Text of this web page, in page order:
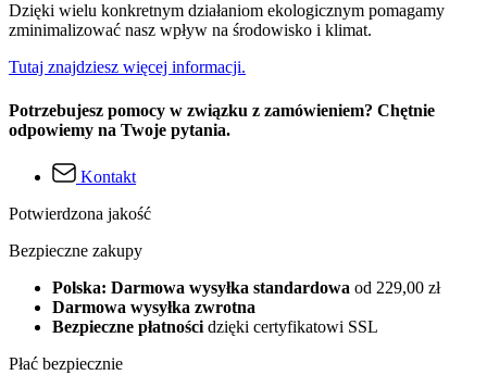
Dzięki wielu konkretnym działaniom ekologicznym pomagamy
zminimalizować nasz wpływ na środowisko i klimat.
Tutaj znajdziesz więcej informacji.
Potrzebujesz pomocy w związku z zamówieniem? Chętnie
odpowiemy na Twoje pytania.
Kontakt
Potwierdzona jakość
Bezpieczne zakupy
Polska: Darmowa wysyłka standardowa od 229,00 zł
Darmowa wysyłka zwrotna
Bezpieczne płatności dzięki certyfikatowi SSL
Płać bezpiecznie